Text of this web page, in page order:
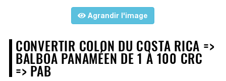
Agrandir l'image
CONVERTIR COLON DU COSTA RICA =>
BALBOA PANAMÉEN DE 1 À 100 CRC
=> PAB